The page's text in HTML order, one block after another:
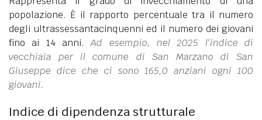
popolazione. È il rapporto percentuale tra il numero
degli ultrassessantacinquenni ed il numero dei giovani
fino ai 14 anni.Ad esempio, nel 2025 l'indice di
vecchiaia per il comune di San Marzano di San
Giuseppe dice che ci sono 165,0 anziani ogni 100
giovani.
Indice di dipendenza strutturale